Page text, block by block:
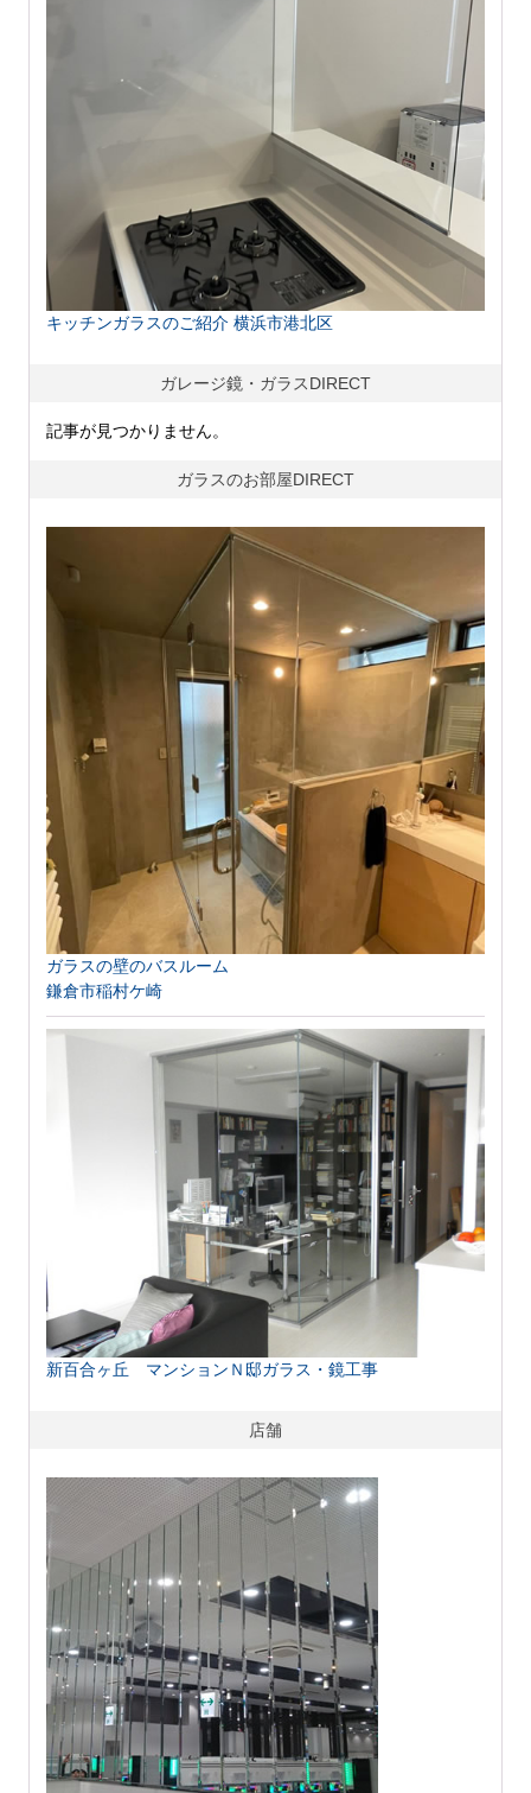
キッチンガラスのご紹介 横浜市港北区
ガレージ鏡・ガラスDIRECT
記事が見つかりません。
ガラスのお部屋DIRECT
ガラスの壁のバスルーム
鎌倉市稲村ケ崎
新百合ヶ丘 マンションＮ邸ガラス・鏡工事
店舗